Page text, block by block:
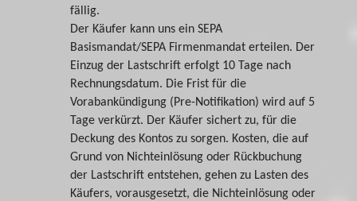
fällig.
Der Käufer kann uns ein SEPA
Basismandat/SEPA Firmenmandat erteilen. Der
Einzug der Lastschrift erfolgt 10 Tage nach
Rechnungsdatum. Die Frist für die
Vorabankündigung (Pre-Notifikation) wird auf 5
Tage verkürzt. Der Käufer sichert zu, für die
Deckung des Kontos zu sorgen. Kosten, die auf
Grund von Nichteinlösung oder Rückbuchung
der Lastschrift entstehen, gehen zu Lasten des
Käufers, vorausgesetzt, die Nichteinlösung oder